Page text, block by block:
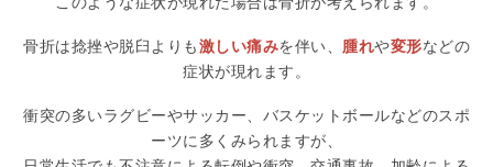
骨折は捻挫や脱臼よりも激しい痛みを伴い、 腫れや変形などの
症状が現れます。
衝突の多いラグビーやサッカー、バスケットボールなどのスポ
ーツに多くみられますが、